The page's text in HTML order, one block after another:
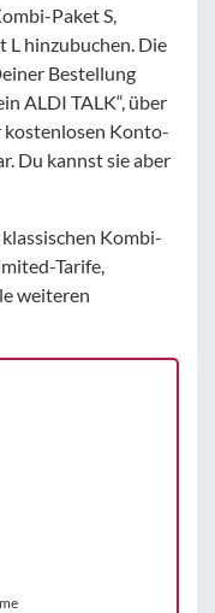
Paket S,
hinzubuchen. Die
Bestellung
ALDI TALK“, über
Konto-
Du kannst sie aber
Kombi-
Tarife,
weiteren